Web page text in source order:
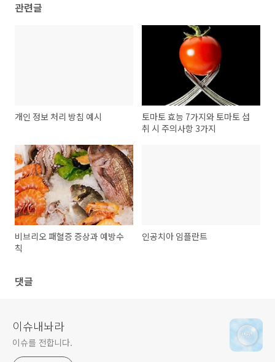
관련글
개인 정보 처리 방침 예시
토마토 효능 7가지와 토마토 섭
취 시 주의사항 3가지
비브리오 패혈증 증상과 예방수
칙
인공치아 임플란트
댓글
이슈내놔라
이슈를 전합니다.